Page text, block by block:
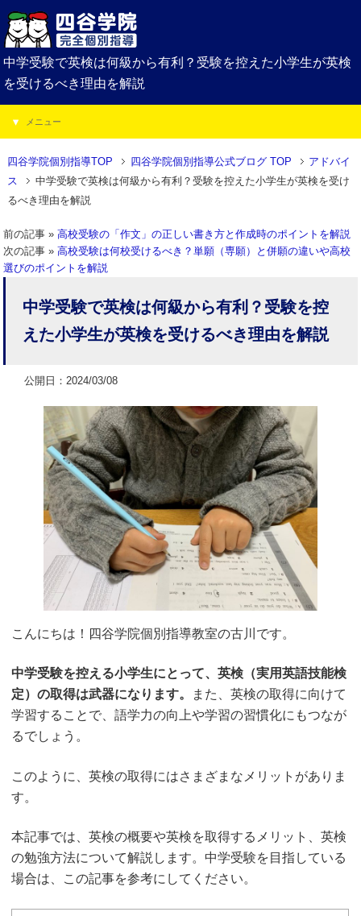
中学受験で英検は何級から有利？受験を控えた小学生が英検
を受けるべき理由を解説
メニュー
四谷学院個別指導TOP 四谷学院個別指導公式ブログ TOP
アドバイ
ス
中学受験で英検は何級から有利？受験を控えた小学生が英検を受け
るべき理由を解説
前の記事 »高校受験の「作文」の正しい書き方と作成時のポイントを解説
次の記事 »高校受験は何校受けるべき？単願（専願）と併願の違いや高校
選びのポイントを解説
中学受験で英検は何級から有利？受験を控
えた小学生が英検を受けるべき理由を解説
公開日：2024/03/08
こんにちは！四谷学院個別指導教室の古川です。
中学受験を控える小学生にとって、英検（実用英語技能検
定）の取得は武器になります。
また、英検の取得に向けて
学習することで、語学力の向上や学習の習慣化にもつなが
るでしょう。
このように、英検の取得にはさまざまなメリットがありま
す。
本記事では、英検の概要や英検を取得するメリット、英検
の勉強方法について解説します。中学受験を目指している
場合は、この記事を参考にしてください。